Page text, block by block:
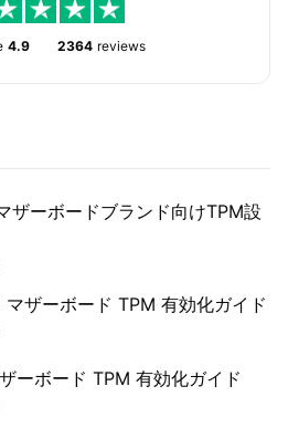
4.9 2364 reviews
ザーボードブランド向けTPM設
マザーボード TPM 有効化ガイド
ーボード TPM 有効化ガイド